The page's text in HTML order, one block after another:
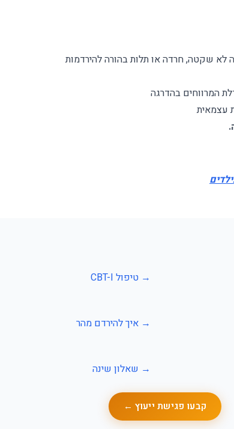
לא שקטה, חרדה או תלות בהורה להירדמות
המרווחים בהדרגה
עצמאית
.
→ טיפול CBT-I
→ איך להירדם מהר
→ שאלון שינה
קבעו פגישת ייעוץ ←